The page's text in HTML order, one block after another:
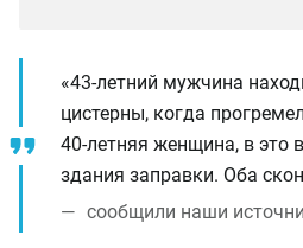
«43-летний мужчина
цистерны, когда
40-летняя женщина, в это
здания заправки. Оба
сообщили наши